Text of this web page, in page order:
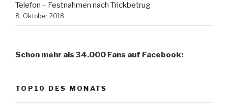
Telefon – Festnahmen nach Trickbetrug
8. Oktober 2018
Schon mehr als 34.000 Fans auf Facebook:
TOP10 DES MONATS